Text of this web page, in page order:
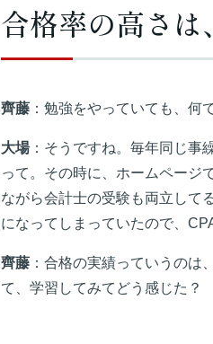
合格率の高さ
齊藤 ：勉強をやっていても、何
大場：そうですね。毎年同じ事
って。その時に、ホームページ
ながら会計士の受験も両立して
になってしまっていたので、
齊藤 ：合格の実績っていうの
て、学習してみてどう感じた？